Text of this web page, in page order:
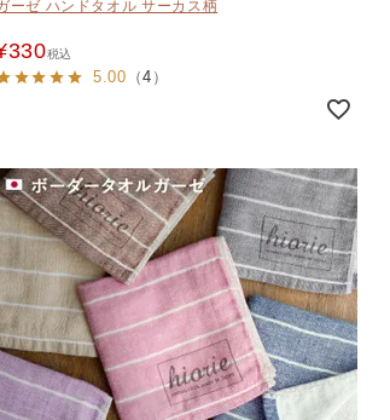
ーゼ ハンドタオル サーカス柄
330税込
5.00 （4 ）